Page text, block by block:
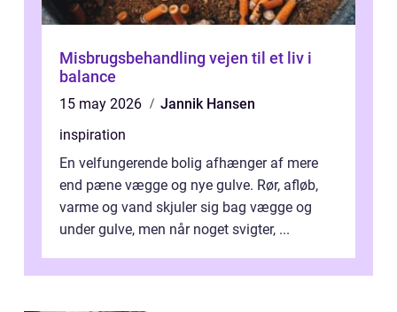
Misbrugsbehandling vejen til et liv i
balance
15 may 2026
Jannik Hansen
inspiration
En velfungerende bolig afhænger af mere
end pæne vægge og nye gulve. Rør, afløb,
varme og vand skjuler sig bag vægge og
under gulve, men når noget svigter, ...